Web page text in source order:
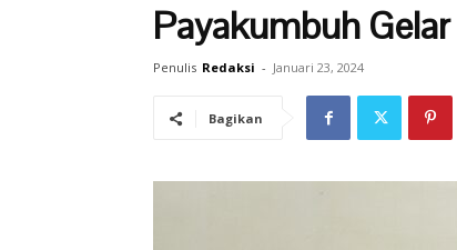
Payakumbuh
Penulis Redaksi - Januari 23, 2024
Bagikan